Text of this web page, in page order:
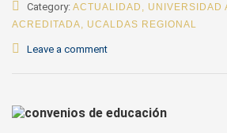
Category: ACTUALIDAD , UNIVERSIDAD
ACREDITADA, UCALDAS REGIONAL
Leave a comment